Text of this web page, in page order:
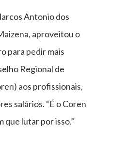
Antonio dos
aproveitou o
para pedir mais
Regional de
aos profissionais,
salários. “É o Coren
que lutar por isso.”